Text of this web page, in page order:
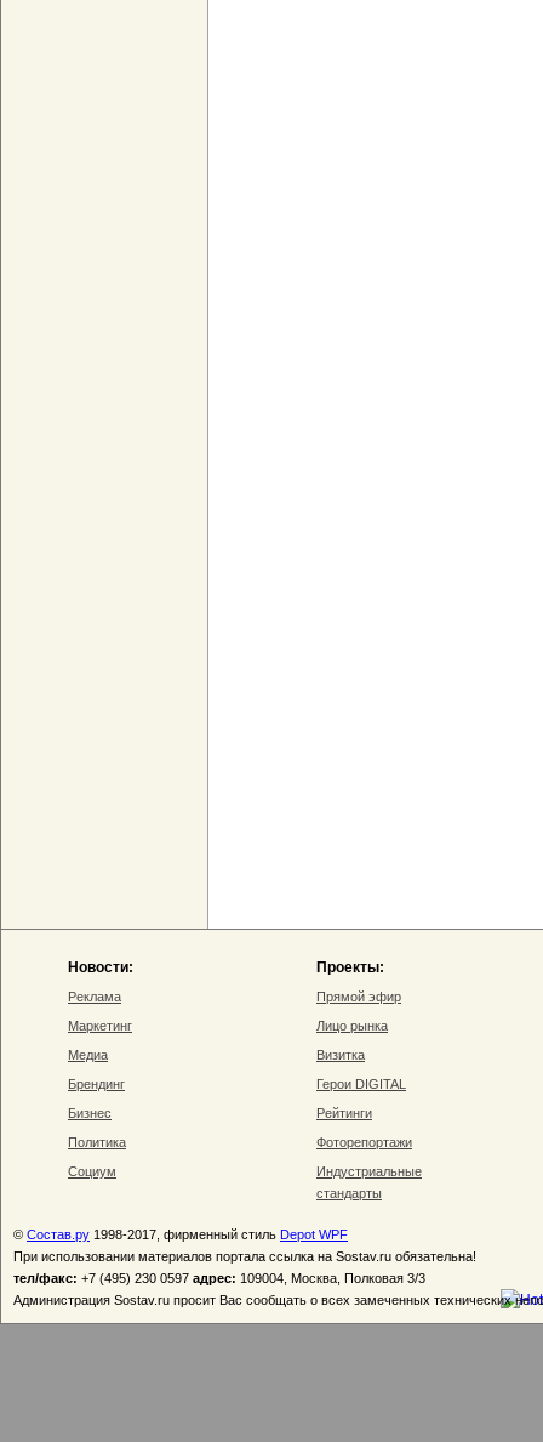
Новости:
Реклама
Маркетинг
Медиа
Брендинг
Бизнес
Политика
Социум
Проекты:
Прямой эфир
Лицо рынка
Визитка
Герои DIGITAL
Рейтинги
Фоторепортажи
Индустриальные
стандарты
© Состав.ру 1998-2017, фирменный стиль Depot WPF
При использовании материалов портала ссылка на Sostav.ru обязательна!
тел/факс: +7 (495) 230 0597 адрес: 109004, Москва, Полковая 3/3
Администрация Sostav.ru просит Вас сообщать о всех замеченных технических